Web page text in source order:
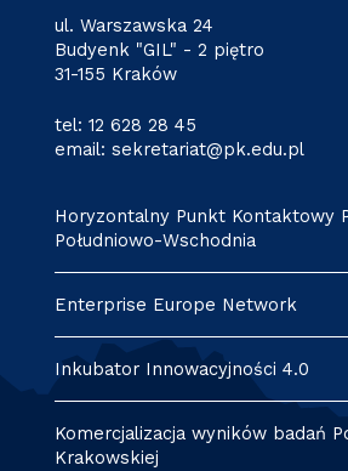
ul. Warszawska 24
Budyenk "GIL" - 2 piętro
31-155 Kraków
tel: 12 628 28 45
email: sekretariat@pk.edu.pl
Horyzontalny Punkt Kontaktowy
Południowo-Wschodnia
Enterprise Europe Network
Inkubator Innowacyjności 4.0
Komercjalizacja wyników badań
Krakowskiej